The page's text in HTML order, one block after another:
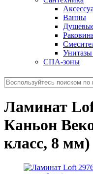
Ванны
СПА-зоны
Ламинат
Каньон
класс, 8 мм)